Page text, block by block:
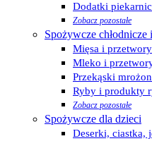
Dodatki
Zobacz pozostałe
Spożywcze chłodnicze
Mięsa i
Mleko i
Przekąski
Ryby i produkty
Zobacz pozostałe
Spożywcze dla dzieci
Deserki, ciastka,